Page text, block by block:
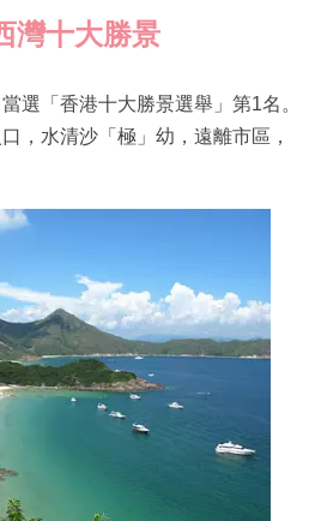
灣十大勝景
選「香港十大勝景選舉」第1名。
，水清沙「極」幼，遠離市區，